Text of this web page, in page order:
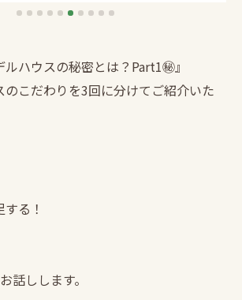
ハウスの秘密とは？Part1㊙︎』
こだわりを3回に分けてご紹介いた
る！
話しします。